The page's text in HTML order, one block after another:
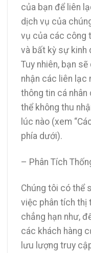
của bạn để liên
dịch vụ của
vụ của các công
và bất kỳ sự kinh
Tuy nhiên, bạn
nhận các liên lạc
thông tin cá
thể không thu
lúc nào (xem
phía dưới).
– Phân Tích
Chúng tôi có thể
việc phân tích thị
chẳng hạn như,
các khách hàng
lưu lượng truy